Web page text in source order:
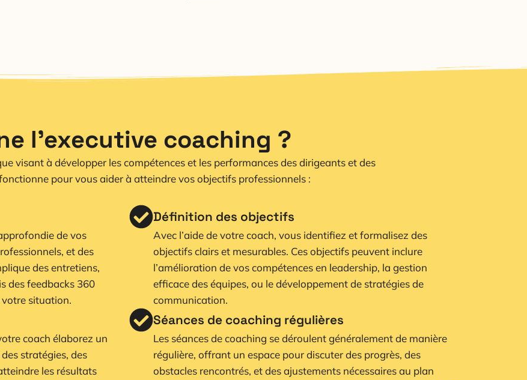
l’executive coaching ?
visant à développer les compétences et les performances des dirigeants et des
pour vous aider à atteindre vos objectifs professionnels :
de vos
et des
des entretiens,
des feedbacks 360
situation.
coach élaborez un
stratégies, des
les résultats
Définition des objectifs
Avec l’aide de votre coach, vous identifiez et formalisez des
objectifs clairs et mesurables. Ces objectifs peuvent inclure
l’amélioration de vos compétences en leadership, la gestion
efficace des équipes, ou le développement de stratégies de
communication.
Séances de coaching régulières
Les séances de coaching se déroulent généralement de manière
régulière, offrant un espace pour discuter des progrès, des
obstacles rencontrés, et des ajustements nécessaires au plan